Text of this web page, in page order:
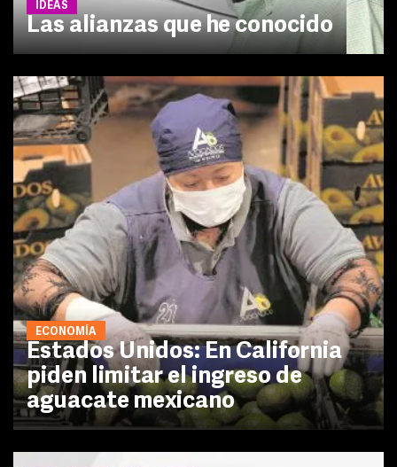
IDEAS
Las alianzas que he conocido
ECONOMÍA
Estados Unidos: En California
piden limitar el ingreso de
aguacate mexicano